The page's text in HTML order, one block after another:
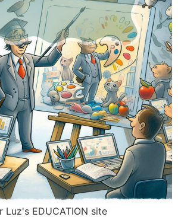
Luz's EDUCATION site